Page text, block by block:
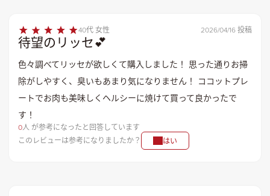
40代 女性 2026/04/16 投稿
待望のリッセ💕
色々調べてリッセが欲しくて購入しました！ 思った通りお掃
除がしやすく、臭いもあまり気になりません！ ココットプレ
ートでお肉も美味しくヘルシーに焼けて買って良かったで
す！
0人 が参考になったと回答しています
このレビューは参考になりましたか？
はい